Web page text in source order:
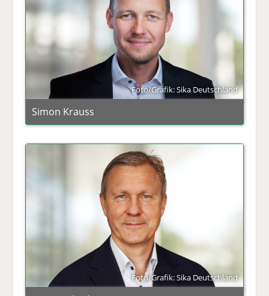
Foto/Grafik: Sika Deutschland
Simon Krauss
Foto/Grafik: Sika Deutschland